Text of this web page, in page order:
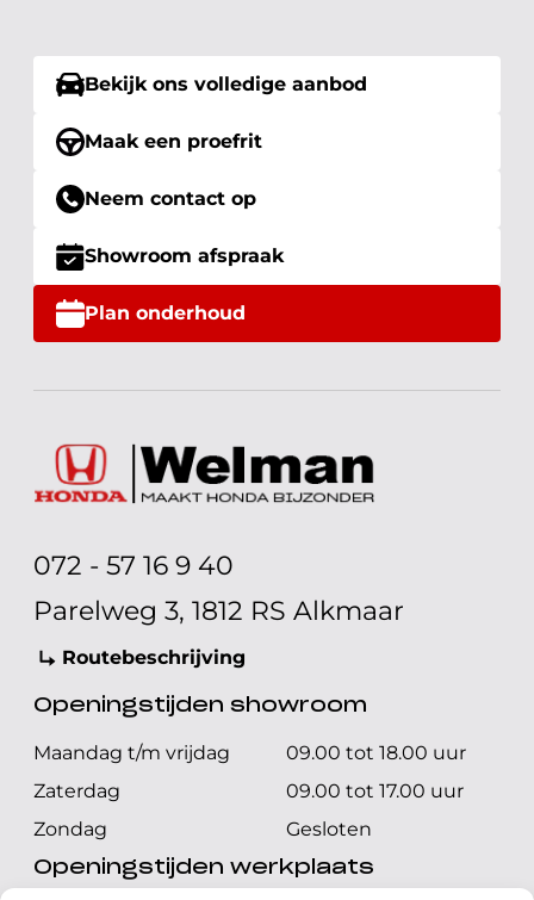
Bekijk ons volledige aanbod
Maak een proefrit
Neem contact op
Showroom afspraak
Plan onderhoud
072 - 57 16 9 40
Parelweg 3, 1812 RS Alkmaar
Routebeschrijving
Openingstijden showroom
Maandag t/m vrijdag
09.00 tot 18.00 uur
Zaterdag
09.00 tot 17.00 uur
Zondag
Gesloten
Openingstijden werkplaats